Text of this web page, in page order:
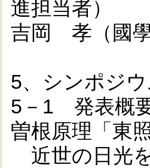
進担当者）
吉岡 孝（國
5、シンポジ
5－1 発表概
曽根原理「東
近世の日光